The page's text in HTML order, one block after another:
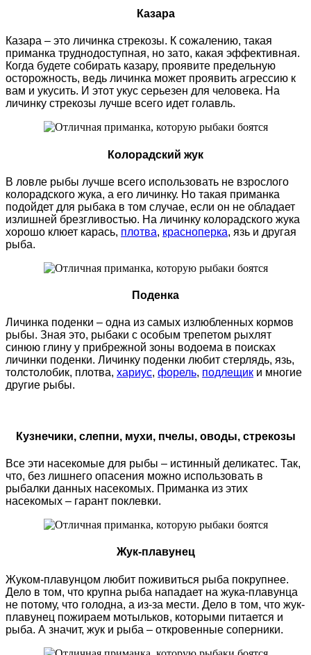
Казара
Казара – это личинка стрекозы. К сожалению, такая
приманка труднодоступная, но зато, какая эффективная.
Когда будете собирать казару, проявите предельную
осторожность, ведь личинка может проявить агрессию к
вам и укусить. И этот укус серьезен для человека. На
личинку стрекозы лучше всего идет голавль.
Колорадский жук
В ловле рыбы лучше всего использовать не взрослого
колорадского жука, а его личинку. Но такая приманка
подойдет для рыбака в том случае, если он не обладает
излишней брезгливостью. На личинку колорадского жука
хорошо клюет карась, плотва, красноперка, язь и другая
рыба.
Поденка
Личинка поденки – одна из самых излюбленных кормов
рыбы. Зная это, рыбаки с особым трепетом рыхлят
синюю глину у прибрежной зоны водоема в поисках
личинки поденки. Личинку поденки любит стерлядь, язь,
толстолобик, плотва, хариус, форель, подлещик и многие
другие рыбы.
Кузнечики, слепни, мухи, пчелы, оводы, стрекозы
Все эти насекомые для рыбы – истинный деликатес. Так,
что, без лишнего опасения можно использовать в
рыбалки данных насекомых. Приманка из этих
насекомых – гарант поклевки.
Жук-плавунец
Жуком-плавунцом любит поживиться рыба покрупнее.
Дело в том, что крупна рыба нападает на жука-плавунца
не потому, что голодна, а из-за мести. Дело в том, что жук-
плавунец пожираем мотыльков, которыми питается и
рыба. А значит, жук и рыба – откровенные соперники.